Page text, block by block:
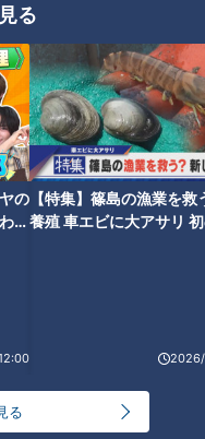
る
の
実
【特集】篠島の漁業を救
養殖 車エビに大アサリ
る
神”松山が咆えた！“沢村
野が魅せた！～井上竜２０
括（投手編）